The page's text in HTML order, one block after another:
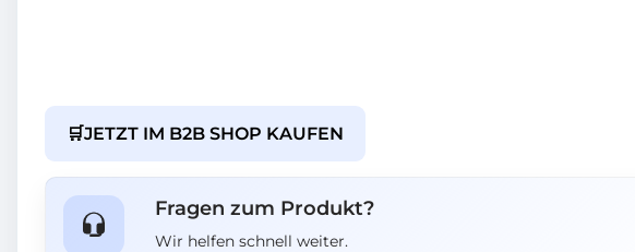
🛒JETZT IM B2B SHOP KAUFEN
Fragen zum Produkt?
Wir helfen schnell weiter.